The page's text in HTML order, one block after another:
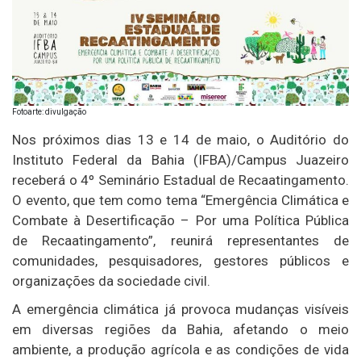
Fotoarte: divulgação
Nos próximos dias 13 e 14 de maio, o Auditório do
Instituto Federal da Bahia (IFBA)/Campus Juazeiro
receberá o 4º Seminário Estadual de Recaatingamento.
O evento, que tem como tema “Emergência Climática e
Combate à Desertificação – Por uma Política Pública
de Recaatingamento”, reunirá representantes de
comunidades, pesquisadores, gestores públicos e
organizações da sociedade civil.
A emergência climática já provoca mudanças visíveis
em diversas regiões da Bahia, afetando o meio
ambiente, a produção agrícola e as condições de vida